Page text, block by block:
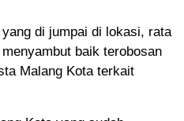
di jumpai di lokasi, rata
baik terobosan
Malang Kota terkait